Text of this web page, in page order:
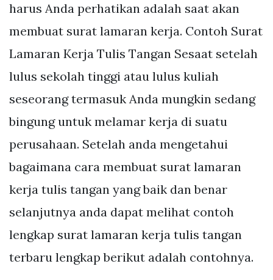
harus Anda perhatikan adalah saat akan
membuat surat lamaran kerja. Contoh Surat
Lamaran Kerja Tulis Tangan Sesaat setelah
lulus sekolah tinggi atau lulus kuliah
seseorang termasuk Anda mungkin sedang
bingung untuk melamar kerja di suatu
perusahaan. Setelah anda mengetahui
bagaimana cara membuat surat lamaran
kerja tulis tangan yang baik dan benar
selanjutnya anda dapat melihat contoh
lengkap surat lamaran kerja tulis tangan
terbaru lengkap berikut adalah contohnya.